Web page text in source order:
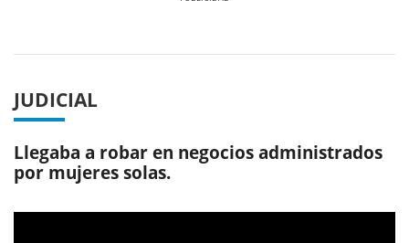
JUDICIAL
Llegaba a robar en negocios administrados
por mujeres solas.